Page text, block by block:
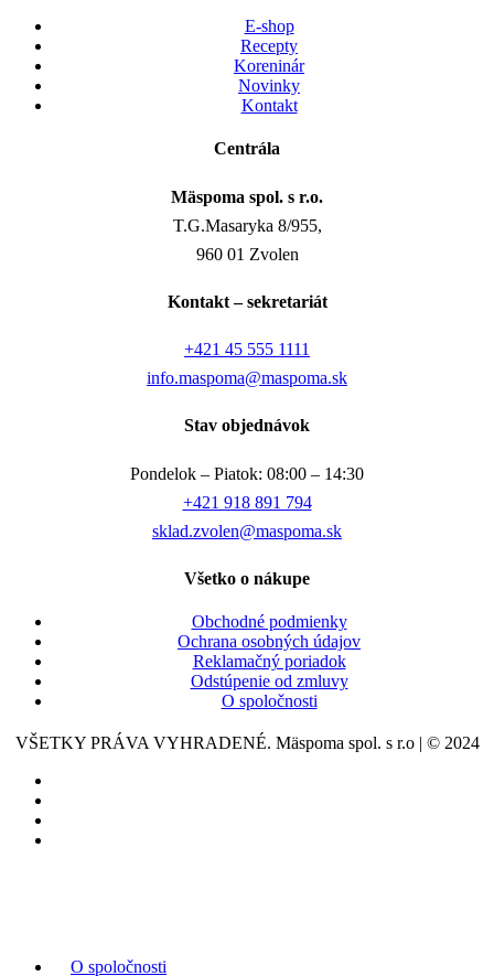
E-shop
Recepty
Koreninár
Novinky
Kontakt
Centrála
Mäspoma spol. s r.o.
T.G.Masaryka 8/955,
960 01 Zvolen
Kontakt – sekretariát
+421 45 555 1111
info.maspoma@maspoma.sk
Stav objednávok
Pondelok – Piatok: 08:00 – 14:30
+421 918 891 794
sklad.zvolen@maspoma.sk
Všetko o nákupe
Obchodné podmienky
Ochrana osobných údajov
Reklamačný poriadok
Odstúpenie od zmluvy
O spoločnosti
VŠETKY PRÁVA VYHRADENÉ. Mäspoma spol. s r.o | © 2024
O spoločnosti